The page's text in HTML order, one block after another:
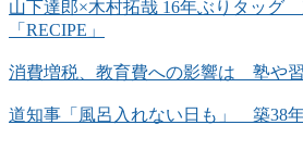
山下達郎×木村拓哉 16年ぶりタッグ
「RECIPE」
消費増税、教育費への影響は 塾や
道知事「風呂入れない日も」 築38